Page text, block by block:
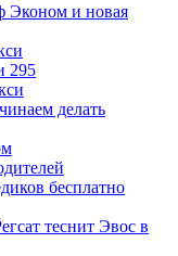
Эконом и новая
295
делать
бесплатно
теснит Эвос в